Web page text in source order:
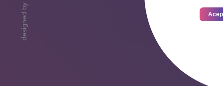
designed by